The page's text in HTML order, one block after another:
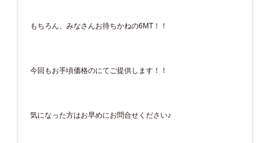
もちろん、みなさんお待ちかねの6MT！！
今回もお手頃価格のにてご提供します！！
気になった方はお早めにお問合せください♪